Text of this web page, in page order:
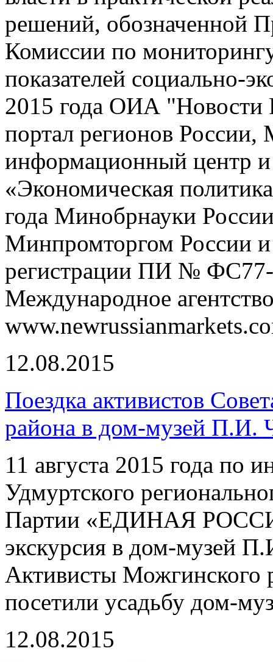
решений, обозначенной
Комиссии по
показателей социально-
2015 года ОИА "Новости
портал регионов
информационный центр
«Экономическая
года Минобрнауки
Минпромторгом России и
регистрации ПИ №
Международное
12.08.2015
Поездка активистов
района в дом-музей П.И.
11 августа 2015 года по
Удмуртского
Партии «ЕДИНАЯ
экскурсия в дом-музей
Активисты Можгинского
посетили усадьбу дом-
12.08.2015